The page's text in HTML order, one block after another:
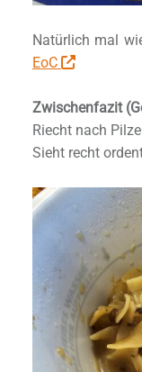
Natürlich mal
EoC
Zwischenfazit
Riecht nach
Sieht recht